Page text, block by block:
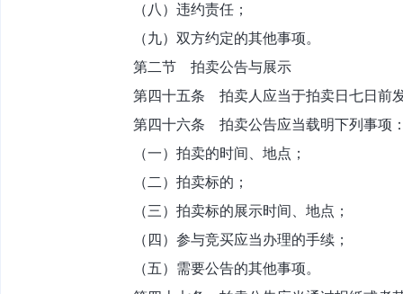
（八）违约责任；
（九）双方约定的其他事项。
第二节 拍卖公告与展示
第四十五条 拍卖人应当于拍卖日七日前
第四十六条 拍卖公告应当载明下列事项
（一）拍卖的时间、地点；
（二）拍卖标的；
（三）拍卖标的展示时间、地点；
（四）参与竞买应当办理的手续；
（五）需要公告的其他事项。